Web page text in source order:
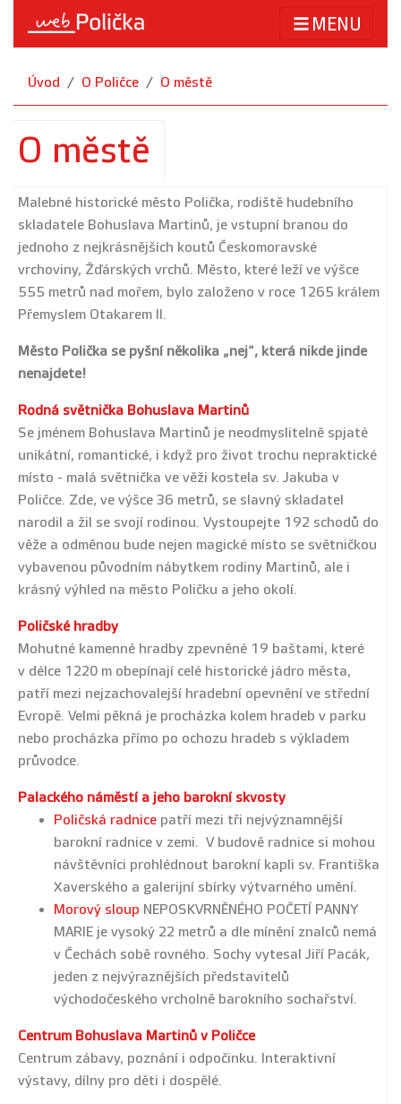
MENU
Úvod O Poličce O městě
O městě
Malebné historické město Polička, rodiště hudebního
skladatele Bohuslava Martinů, je vstupní branou do
jednoho z nejkrásnějších koutů Českomoravské
vrchoviny, Žďárských vrchů. Město, které leží ve výšce
555 metrů nad mořem, bylo založeno v roce 1265 králem
Přemyslem Otakarem II.
Město Polička se pyšní několika „nej“, která nikde jinde
nenajdete!
Rodná světnička Bohuslava Martinů
Se jménem Bohuslava Martinů je neodmyslitelně spjaté
unikátní, romantické, i když pro život trochu nepraktické
místo - malá světnička ve věži kostela sv. Jakuba v
Poličce. Zde, ve výšce 36 metrů, se slavný skladatel
narodil a žil se svojí rodinou. Vystoupejte 192 schodů do
věže a odměnou bude nejen magické místo se světničkou
vybavenou původním nábytkem rodiny Martinů, ale i
krásný výhled na město Poličku a jeho okolí.
Poličské hradby
Mohutné kamenné hradby zpevněné 19 baštami, které
v délce 1220 m obepínají celé historické jádro města,
patří mezi nejzachovalejší hradební opevnění ve střední
Evropě. Velmi pěkná je procházka kolem hradeb v parku
nebo procházka přímo po ochozu hradeb s výkladem
průvodce.
Palackého náměstí a jeho barokní skvosty
Poličská radnice patří mezi tři nejvýznamnější
barokní radnice v zemi. V budově radnice si mohou
návštěvníci prohlédnout barokní kapli sv. Františka
Xaverského a galerijní sbírky výtvarného umění.
Morový sloup NEPOSKVRNĚNÉHO POČETÍ PANNY
MARIE je vysoký 22 metrů a dle mínění znalců nemá
v Čechách sobě rovného. Sochy vytesal Jiří Pacák,
jeden z nejvýraznějších představitelů
východočeského vrcholně barokního sochařství.
Centrum Bohuslava Martinů v Poličce
Centrum zábavy, poznání i odpočinku. Interaktivní
výstavy, dílny pro děti i dospělé.